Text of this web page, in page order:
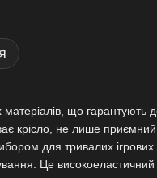
що гарантують
крісло, не лише
для тривалих ігрових
Це високоеластичний